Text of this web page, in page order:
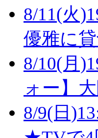
8/11(火
優雅に
8/10(月
ォー】
8/9(日